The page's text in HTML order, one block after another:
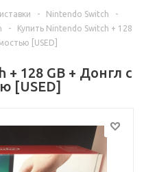
- Nintendo Switch
-
-
Купить Nintendo Switch + 128
[USED]
+ 128 GB + Донгл с
[USED]